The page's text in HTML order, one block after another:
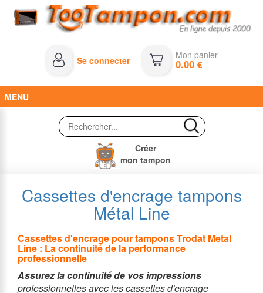
Se connecter Mon panier
0.00€
MENU
Créer
mon tampon
Cassettes d'encrage tampons
Métal Line
Cassettes d'encrage pour tampons Trodat Metal
Line : La continuité de la performance
professionnelle
Assurez la continuité de vos impressions
professionnelles avec les cassettes d'encrage